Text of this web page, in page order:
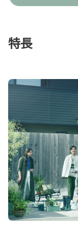
特長